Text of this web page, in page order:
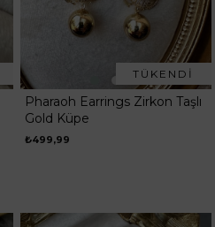
TÜKENDI
Pharaoh Earrings Zirkon Taşlı
Gold Küpe
₺499,99